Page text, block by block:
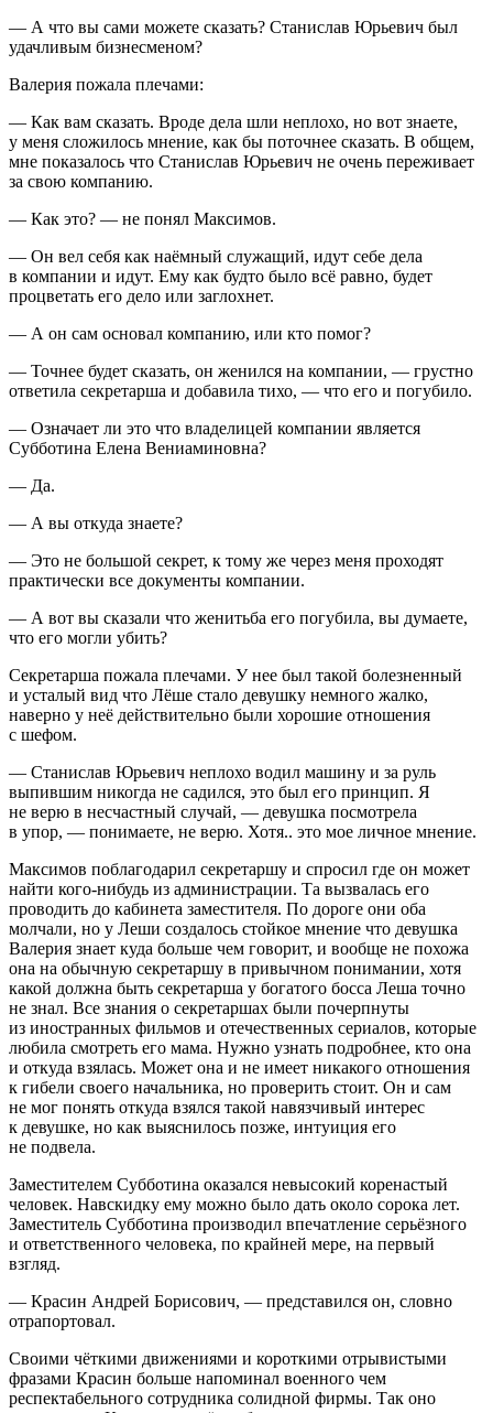
— А что вы сами можете сказать? Станислав Юрьевич был
удачливым бизнесменом?
Валерия пожала плечами:
— Как вам сказать. Вроде дела шли неплохо, но вот знаете,
у меня сложилось мнение, как бы поточнее сказать. В общем,
мне показалось что Станислав Юрьевич не очень переживает
за свою компанию.
— Как это? — не понял Максимов.
— Он вел себя как наёмный служащий, идут себе дела
в компании и идут. Ему как будто было всё равно, будет
процветать его дело или заглохнет.
— А он сам основал компанию, или кто помог?
— Точнее будет сказать, он женился на компании, — грустно
ответила секретарша и добавила тихо, — что его и погубило.
— Означает ли это что владелицей компании является
Субботина Елена Вениаминовна?
— Да.
— А вы откуда знаете?
— Это не большой секрет, к тому же через меня проходят
практически все документы компании.
— А вот вы сказали что женитьба его погубила, вы думаете,
что его могли убить?
Секретарша пожала плечами. У нее был такой болезненный
и усталый вид что Лёше стало девушку немного жалко,
наверно у неё действительно были хорошие отношения
с шефом.
— Станислав Юрьевич неплохо водил машину и за руль
выпившим никогда не садился, это был его принцип. Я
не верю в несчастный случай, — девушка посмотрела
в упор, — понимаете, не верю. Хотя.. это мое личное мнение.
Максимов поблагодарил секретаршу и спросил где он может
найти кого-нибудь из администрации. Та вызвалась его
проводить до кабинета заместителя. По дороге они оба
молчали, но у Леши создалось стойкое мнение что девушка
Валерия знает куда больше чем говорит, и вообще не похожа
она на обычную секретаршу в привычном понимании, хотя
какой должна быть секретарша у богатого босса Леша точно
не знал. Все знания о секретаршах были почерпнуты
из иностранных фильмов и отечественных сериалов, которые
любила смотреть его мама. Нужно узнать подробнее, кто она
и откуда взялась. Может она и не имеет никакого отношения
к гибели своего начальника, но проверить стоит. Он и сам
не мог понять откуда взялся такой навязчивый интерес
к девушке, но как выяснилось позже, интуиция его
не подвела.
Заместителем Субботина оказался невысокий коренастый
человек. Навскидку ему можно было дать около сорока лет.
Заместитель Субботина производил впечатление серьёзного
и ответственного человека, по крайней мере, на первый
взгляд.
— Красин Андрей Борисович, — представился он, словно
отрапортовал.
Своими чёткими движениями и короткими отрывистыми
фразами Красин больше напоминал военного чем
респектабельного сотрудника солидной фирмы. Так оно